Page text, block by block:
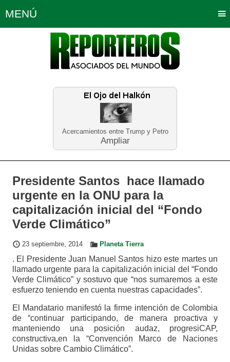
Acercamientos entre Trump y Petro
Ampliar
MENÚ
Política Opinión Bogotá
Planeta Tierra Deportes
Educación Neira
Presidente Santos hace llamado
urgente en la ONU para la
capitalización inicial del “Fondo
Verde Climático”
23 septiembre, 2014 Planeta Tierra
. El Presidente Juan Manuel Santos hizo este martes un
llamado urgente para la capitalización inicial del “Fondo
Verde Climático” y sostuvo que “nos sumaremos a este
esfuerzo teniendo en cuenta nuestras capacidades”.
El Mandatario manifestó la firme intención de Colombia
de “continuar participando, de manera proactiva y
manteniendo una posición audaz, progresiCAP,
constructiva,en la “Convención Marco de Naciones
Unidas sobre Cambio Climático”.